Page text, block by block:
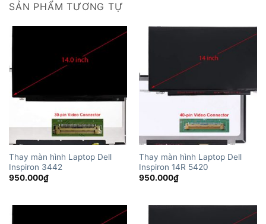
SẢN PHẨM TƯƠNG TỰ
Thay màn hình Laptop Dell
Inspiron 3442
950.000₫
Thay màn hình Laptop Dell
Inspiron 14R 5420
950.000₫